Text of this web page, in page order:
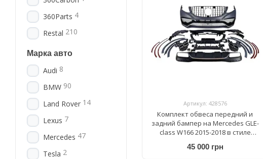
Артикул: 428576
Комплект обвеса передний и
задний бампер на Mercedes GLE-
class W166 2015-2018 в стиле
45 000 грн
360Parts 4
Restal 210
Марка авто
Audi 8
BMW 90
Land Rover 14
Lexus 7
Mercedes 47
Tesla 2